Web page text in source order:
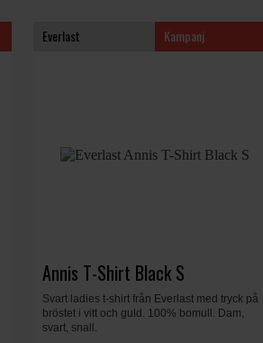
Everlast Kampanj
Annis T-Shirt Black S
Svart ladies t-shirt från Everlast med tryck på
bröstet i vitt och guld. 100% bomull. Dam,
svart, snall.